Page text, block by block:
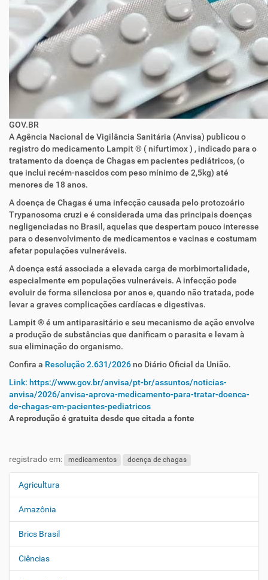
GOV.BR
A Agência Nacional de Vigilância Sanitária (Anvisa) publicou o
registro do medicamento Lampit® (nifurtimox) , indicado para o
tratamento da doença de Chagas em pacientes pediátricos, (o
que inclui recém-nascidos com peso mínimo de 2,5kg) até
menores de 18 anos.
A doença de Chagas é uma infecção causada pelo protozoário
Trypanosoma cruzi e é considerada uma das principais doenças
negligenciadas no Brasil , aquelasque despertam pouco interesse
para o desenvolvimento de medicamentos e vacinase costumam
afetar populações vulneráveis.
A doença está associada a elevada carga de morbimortalidade,
especialmente em populações vulneráveis. A infecção pode
evoluir de forma silenciosa por anos e, quando não tratada, pode
levar a graves complicações cardíacas e digestivas.
Lampit® é um antiparasitário e seu mecanismo de ação envolve
a produção de substâncias que danificam o parasita e levam à
sua eliminação do organismo.
Confira a Resolução 2.631/2026no Diário Oficial da União.
Link: https://www.gov.br/anvisa/pt-br/assuntos/noticias-
anvisa/2026/anvisa-aprova-medicamento-para-tratar-doenca-
de-chagas-em-pacientes-pediatricos
A reprodução é gratuita desde que citada a fonte
registrado em: medicamentos doença de chagas
N
e
g
a
ç
Agricultura
Amazônia
Brics Brasil
Ciências